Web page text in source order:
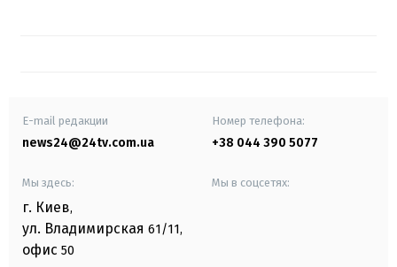
E-mail редакции
news24@24tv.com.ua
Номер телефона:
+38 044 390 5077
Мы здесь:
г. Киев,
ул. Владимирская 61/11,
офис 50
Мы в соцсетях: